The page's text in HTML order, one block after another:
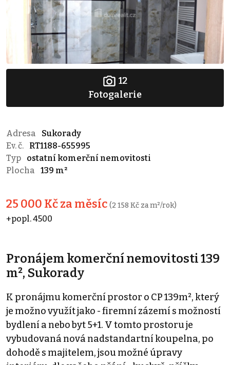
12
Fotogalerie
Adresa
Sukorady
Ev. č.
RT1188-655995
Typ
ostatní komerční nemovitosti
Plocha
139 m²
25 000 Kč za měsíc (2 158 Kč za m²/rok)
+popl. 4500
Pronájem komerční nemovitosti 139
m², Sukorady
K pronájmu komerční prostor o CP 139m², který
je možno využít jako - firemní zázemí s možností
bydlení a nebo byt 5+1. V tomto prostoru je
vybudovaná nová nadstandartní koupelna, po
dohodě s majitelem, jsou možné úpravy